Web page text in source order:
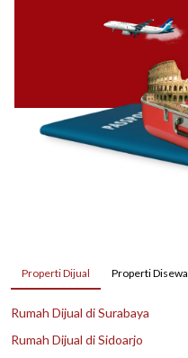
Properti Dijual Properti Disewa
Rumah Dijual di Surabaya
Rumah Dijual di Sidoarjo